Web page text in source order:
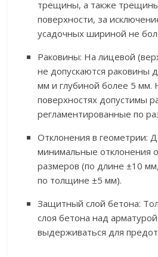
трещины, а также
поверхности, за
усадочных шириной не
Раковины: На лицевой
не допускаются раковины
мм и глубиной более 5 мм.
поверхностях допустимы
регламентированные по
Отклонения в геометрии:
минимальные отклонения
размеров (по длине ±10
по толщине ±5 мм).
Защитный слой бетона:
слоя бетона над
выдерживаться для